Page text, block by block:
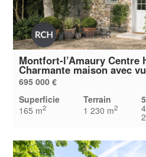
Montfort-l’Amaury Centre
Charmante maison avec
695 000 €
Superficie
165 m2
Terrain
1 230 m2